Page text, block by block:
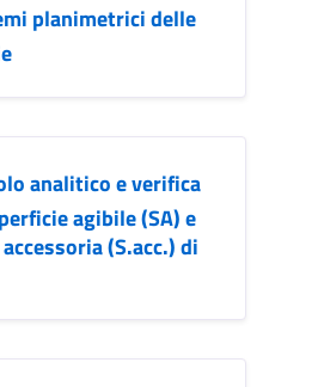
planimetrici delle
analitico e verifica
agibile (SA) e
(S.acc.) di